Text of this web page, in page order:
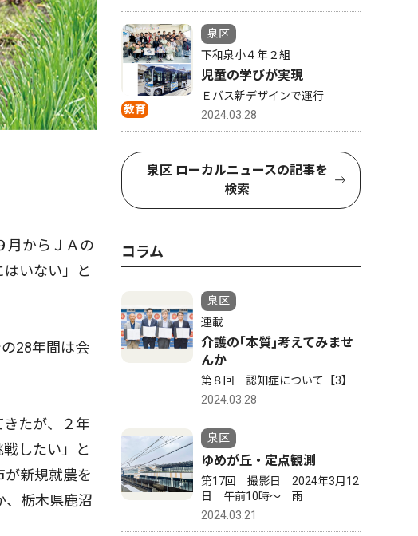
月からＪＡの
いない」と
28年間は会
たが、２年
したい」と
新規就農を
、栃木県鹿沼
教育
泉区
下和泉小４年２組
児童の学びが実現
Ｅバス新デザインで運行
2024.03.28
泉区 ローカルニュースの記事を
検索
コラム
泉区
連載
介護の｢本質｣考えてみませ
んか
第８回 認知症について【3】
2024.03.28
泉区
ゆめが丘・定点観測
第17回 撮影日 2024年3月12
日 午前10時〜 雨
2024.03.21